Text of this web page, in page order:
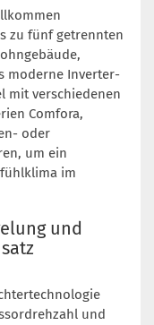
zu fünf getrennten
moderne Inverter-
mit verschiedenen
Comfora,
oder
um ein
im
und
und